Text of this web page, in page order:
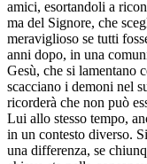
amici, esortandoli a
ma del Signore, che
meraviglioso se tutti
anni dopo, in una
Gesù, che si lamentano
scacciano i demoni nel
ricorderà che non può
Lui allo stesso tempo,
in un contesto diverso.
una differenza, se